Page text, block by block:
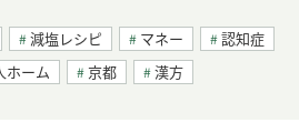
減塩レシピ マネー
認知症
ホーム 京都 漢方